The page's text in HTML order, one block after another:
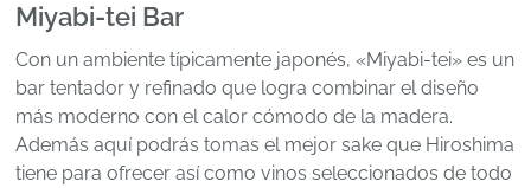
Miyabi-tei Bar
Con un ambiente típicamente japonés, «Miyabi-tei» es un
bar tentador y refinado que logra combinar el diseño
más moderno con el calor cómodo de la madera.
Además aquí podrás tomas el mejor sake que Hiroshima
tiene para ofrecer así como vinos seleccionados de todo